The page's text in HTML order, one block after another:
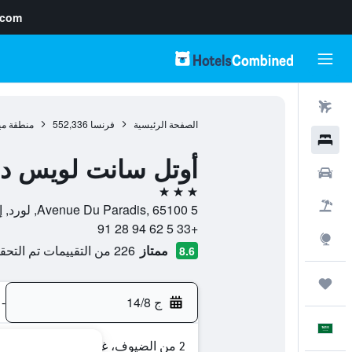
الصفحة الرئيسية فرنسا 552,336 منطقة
أوتل سانت لويس
3 نجوم
5 Avenue Du Paradis, 65100, لورد, إقليم البرانيس العليا, فرنسا
+33 5 62 94 28 91
8.6 ممتاز 226 من التقييمات تم التحقق منها
ج 14/8 -
2 من الضيوف، غرفة واحدة